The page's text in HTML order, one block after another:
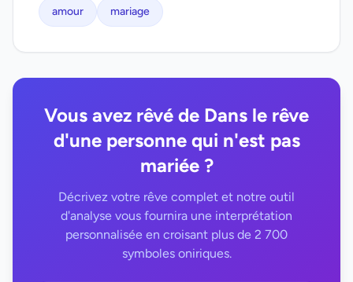
amour mariage
Vous avez rêvé de Dans le rêve
d'une personne qui n'est pas
mariée ?
Décrivez votre rêve complet et notre outil
d'analyse vous fournira une interprétation
personnalisée en croisant plus de 2 700
symboles oniriques.